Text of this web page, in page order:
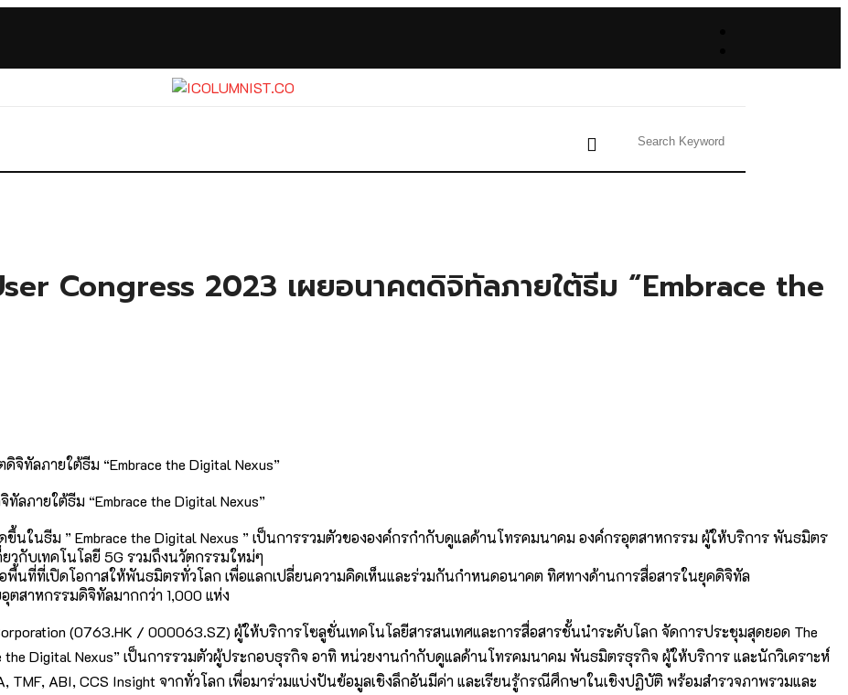
Congress 2023 เผยอนาคตดิจิทัลภายใต้ธีม “Embrace the
ลภายใต้ธีม “Embrace the Digital Nexus”
ขึ้นในธีม ” Embrace the Digital Nexus ” เป็นการรวมตัวขององค์กรกำกับดูแลด้านโทรคมนาคม องค์กรอุตสาหกรรม ผู้ให้บริการ พันธมิตร
วกับเทคโนโลยี 5G รวมถึงนวัตกรรมใหม่ๆ
พื้นที่ที่เปิดโอกาสให้พันธมิตรทั่วโลก เพื่อแลกเปลี่ยนความคิดเห็นและร่วมกันกำหนดอนาคต ทิศทางด้านการสื่อสารในยุคดิจิทัล
ตสาหกรรมดิจิทัลมากกว่า 1,000 แห่ง
(0763.HK / 000063.SZ) ผู้ให้บริการโซลูชั่นเทคโนโลยีสารสนเทศและการสื่อสารชั้นนำระดับโลก จัดการประชุมสุดยอด The
the Digital Nexus” เป็นการรวมตัวผู้ประกอบธุรกิจ อาทิ หน่วยงานกำกับดูแลด้านโทรคมนาคม พันธมิตรธุรกิจ ผู้ให้บริการ และนักวิเคราะห์
TMF, ABI, CCS Insight จากทั่วโลก เพื่อมาร่วมแบ่งปันข้อมูลเชิงลึกอันมีค่า และเรียนรู้กรณีศึกษาในเชิงปฏิบัติ พร้อมสำรวจภาพรวมและ